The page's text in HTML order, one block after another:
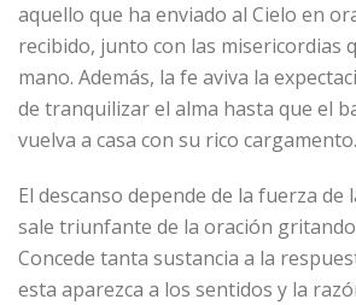
aquello que ha enviado al Cielo en
recibido, junto con las misericordias
mano. Además, la fe aviva la
de tranquilizar el alma hasta que el
vuelva a casa con su rico cargamento.
El descanso depende de la fuerza de
sale triunfante de la oración gritando:
Concede tanta sustancia a la
esta aparezca a los sentidos y la